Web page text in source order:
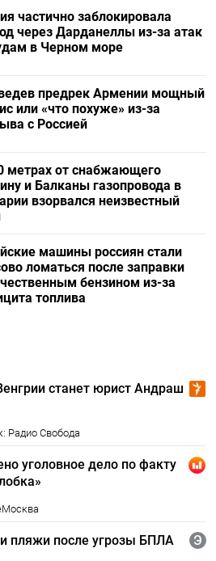
частично заблокировала
через Дарданеллы из-за атак
в Черном море
предрек Армении мощный
или «что похуже» из-за
с Россией
метрах от снабжающего
и Балканы газопровода в
взорвался неизвестный
машины россиян стали
ломаться после заправки
бензином из-за
топлива